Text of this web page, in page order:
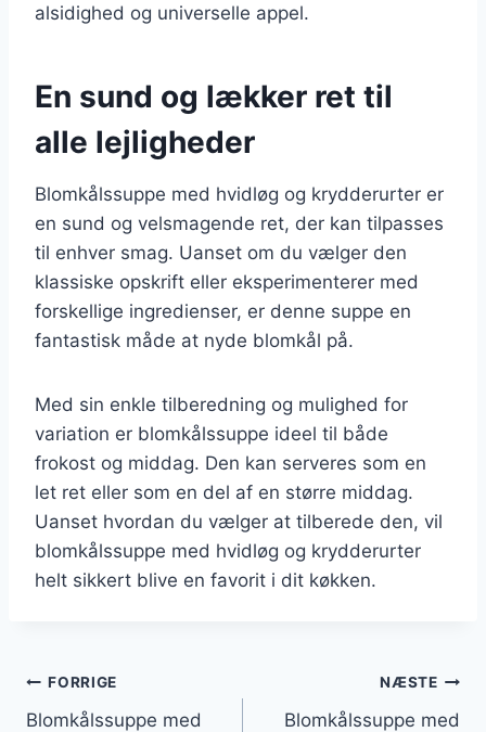
alsidighed og universelle appel.
En sund og lækker ret til
alle lejligheder
Blomkålssuppe med hvidløg og krydderurter er
en sund og velsmagende ret, der kan tilpasses
til enhver smag. Uanset om du vælger den
klassiske opskrift eller eksperimenterer med
forskellige ingredienser, er denne suppe en
fantastisk måde at nyde blomkål på.
Med sin enkle tilberedning og mulighed for
variation er blomkålssuppe ideel til både
frokost og middag. Den kan serveres som en
let ret eller som en del af en større middag.
Uanset hvordan du vælger at tilberede den, vil
blomkålssuppe med hvidløg og krydderurter
helt sikkert blive en favorit i dit køkken.
Indlægsnavigation
FORRIGE
Blomkålssuppe med
NÆSTE
Blomkålssuppe med